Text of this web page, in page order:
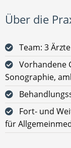
Über die
Team: 3
Vorhandene
Sonographie,
Fort- und
für